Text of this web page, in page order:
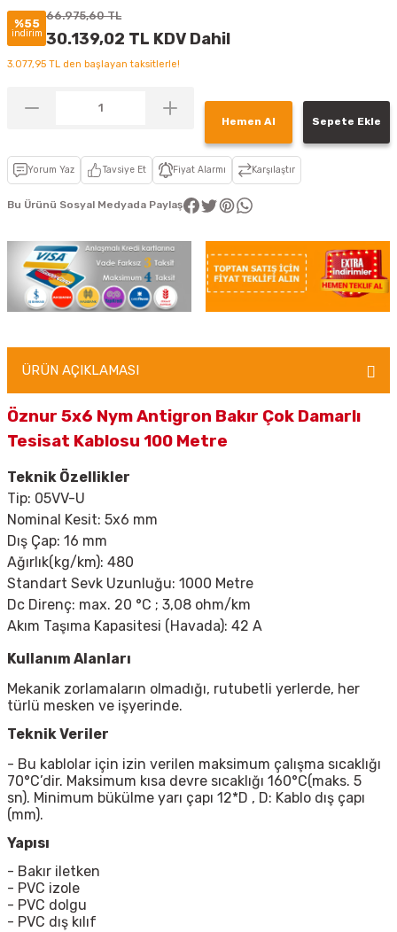
%55
indirim
66.975,60 TL
30.139,02 TL KDV Dahil
3.077,95 TL den başlayan taksitlerle!
Hemen Al Sepete Ekle
Yorum Yaz Tavsiye Et Fiyat Alarmı Karşılaştır
Bu Ürünü Sosyal Medyada Paylaş
ÜRÜN AÇIKLAMASI
Öznur 5x6 Nym Antigron Bakır Çok Damarlı
Tesisat Kablosu 100 Metre
Teknik Özellikler
Tip: 05VV-U
Nominal Kesit: 5x6 mm
Dış Çap: 16 mm
Ağırlık(kg/km): 480
Standart Sevk Uzunluğu: 1000 Metre
Dc Direnç: max. 20 °C ; 3,08 ohm/km
Akım Taşıma Kapasitesi (Havada): 42 A
Kullanım Alanları
Mekanik zorlamaların olmadığı, rutubetli yerlerde, her
türlü mesken ve işyerinde.
Teknik Veriler
- Bu kablolar için izin verilen maksimum çalışma sıcaklığı
70°C’dir. Maksimum kısa devre sıcaklığı 160°C(maks. 5
sn). Minimum bükülme yarı çapı 12*D , D: Kablo dış çapı
(mm).
Yapısı
- Bakır iletken
- PVC izole
- PVC dolgu
- PVC dış kılıf